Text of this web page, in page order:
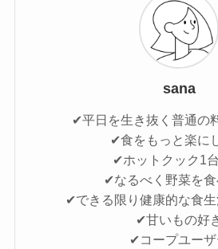
sana
✔平日を生き抜く普通の
✔食をもっと楽に
✔ホットクック1
✔なるべく野菜を
✔できる限り健康的な食
✔甘いもの好
✔コープユーザ